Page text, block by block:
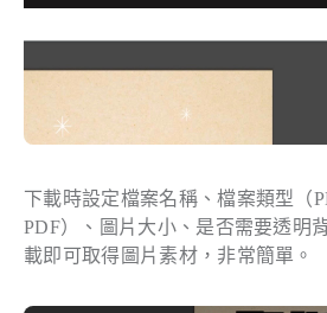
下載時設定檔案名稱、檔案類型（
PDF）、圖片大小、是否需要透明
載即可取得圖片素材，非常簡單。